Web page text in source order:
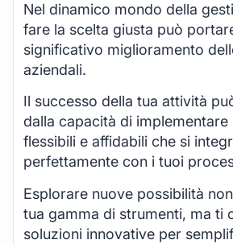
Nel dinamico mondo della
fare la scelta giusta può
significativo miglioramento
aziendali.
Il successo della tua attività
dalla capacità di implementare
flessibili e affidabili che si
perfettamente con i tuoi
Esplorare nuove possibilità
tua gamma di strumenti, ma ti
soluzioni innovative per